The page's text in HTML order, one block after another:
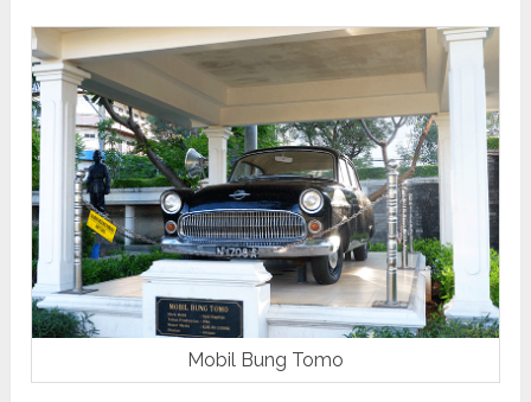
Mobil Bung Tomo